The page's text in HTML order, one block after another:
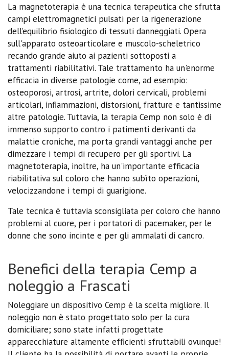
La magnetoterapia è una tecnica terapeutica che sfrutta
campi elettromagnetici pulsati per la rigenerazione
dell’equilibrio fisiologico di tessuti danneggiati. Opera
sull'apparato osteoarticolare e muscolo-scheletrico
recando grande aiuto ai pazienti sottoposti a
trattamenti riabilitativi. Tale trattamento ha un'enorme
efficacia in diverse patologie come, ad esempio:
osteoporosi, artrosi, artrite, dolori cervicali, problemi
articolari, infiammazioni, distorsioni, fratture e tantissime
altre patologie. Tuttavia, la terapia Cemp non solo è di
immenso supporto contro i patimenti derivanti da
malattie croniche, ma porta grandi vantaggi anche per
dimezzare i tempi di recupero per gli sportivi. La
magnetoterapia, inoltre, ha un'importante efficacia
riabilitativa sul coloro che hanno subìto operazioni,
velocizzandone i tempi di guarigione.
Tale tecnica è tuttavia sconsigliata per coloro che hanno
problemi al cuore, per i portatori di pacemaker, per le
donne che sono incinte e per gli ammalati di cancro.
Benefici della terapia Cemp a
noleggio a Frascati
Noleggiare un dispositivo Cemp è la scelta migliore. Il
noleggio non è stato progettato solo per la cura
domiciliare; sono state infatti progettate
apparecchiature altamente efficienti sfruttabili ovunque!